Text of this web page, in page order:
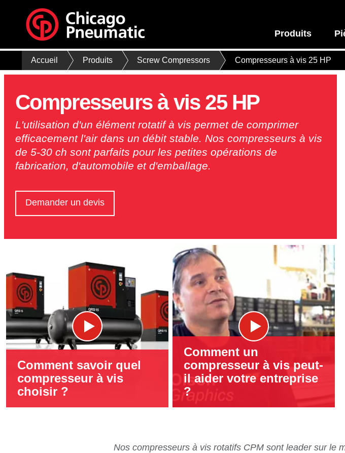
Produits
Accueil Produits Screw Compressors Compresseurs à vis 25 HP
Compresseurs à vis 25 HP
L'utilisation d'un élément rotatif à vis permet de comprimer
efficacement l'air dans un débit stable. Nos compresseurs à vis
de 5-30 ch sont parfaits pour les petites opérations de
fabrication, d'automobile et d'emballage.
Demander un devis
Comment savoir quel
compresseur à vis
choisir ?
Comment un
compresseur à vis peut-
il aider votre entreprise
?
Nos compresseurs à vis rotatifs CPM sont leader sur le